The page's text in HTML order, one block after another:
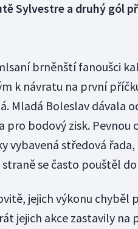
Sylvestre a druhý gól
brněnští fanoušci
k návratu na první
Mladá Boleslav dávala
pro bodový zisk.
vybavená středová
straně se často pouštěl
jejich výkonu chyběl
jejich akce zastavily na